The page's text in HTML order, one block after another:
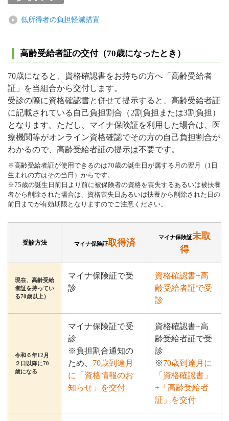
低所得者の負担軽減措置
高齢受給者証の交付（70歳になったとき）
70歳になると、資格確認書をお持ちの方へ「高齢受給者
証」を当組合から交付します。
受診の際に資格確認書と併せて提示すると、高齢受給者証
に記載されている自己負担割合（2割負担または3割負担）
となります。ただし、マイナ保険証を利用した場合は、医
療機関等がオンライン資格確認でその方の自己負担割合が
わかるので、高齢受給者証の提示は不要です。
※高齢受給者証が使用できるのは70歳の誕生日が属する月の翌月（1日
生まれの方はその当日）からです。
※75歳の誕生日前日より前に被保険者の資格を喪失するあるいは被扶養
者から削除された場合は、資格喪失日あるいは扶養から削除された日の
前日までが有効期限となりますのでご注意ください。
受診方法 マイナ保険証取得済
マイナ保険証未取
得
現在、高齢受給
者証を持ってい
る70歳以上）
マイナ保険証で受
診
資格確認書+高
齢受給者証で受
診
令和６年12月
２日以降に70
歳になる
マイナ保険証で受
診
※負担割合通知の
ため、 70歳到達月
に「資格情報のお
知らせ」を交付
資格確認書+高
齢受給者証で受
診
※70歳到達月に
「資格確認書」
+「高齢受給者
証」を交付